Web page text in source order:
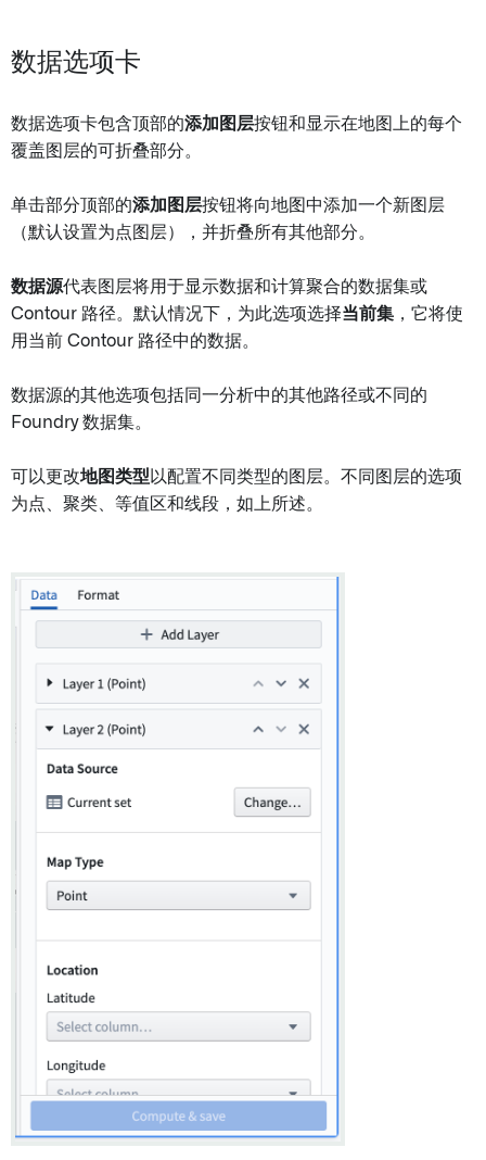
数据选项卡
数据选项卡包含顶部的添加图层按钮和显示在地图上的每个
覆盖图层的可折叠部分。
单击部分顶部的添加图层按钮将向地图中添加一个新图层
（默认设置为点图层），并折叠所有其他部分。
数据源代表图层将用于显示数据和计算聚合的数据集或
Contour 路径。默认情况下，为此选项选择当前集 ，它将使
用当前 Contour 路径中的数据。
数据源的其他选项包括同一分析中的其他路径或不同的
Foundry 数据集。
可以更改地图类型 以配置不同类型的图层。不同图层的选项
为点、聚类、等值区和线段，如上所述。